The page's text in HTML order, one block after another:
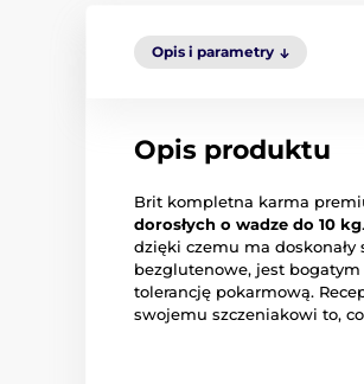
Opis i parametry
Opis produktu
Brit kompletna karma
dorosłych o wadze do 10 kg
dzięki czemu ma
bezglutenowe, jest
tolerancję pokarmową.
swojemu szczeniakowi to,